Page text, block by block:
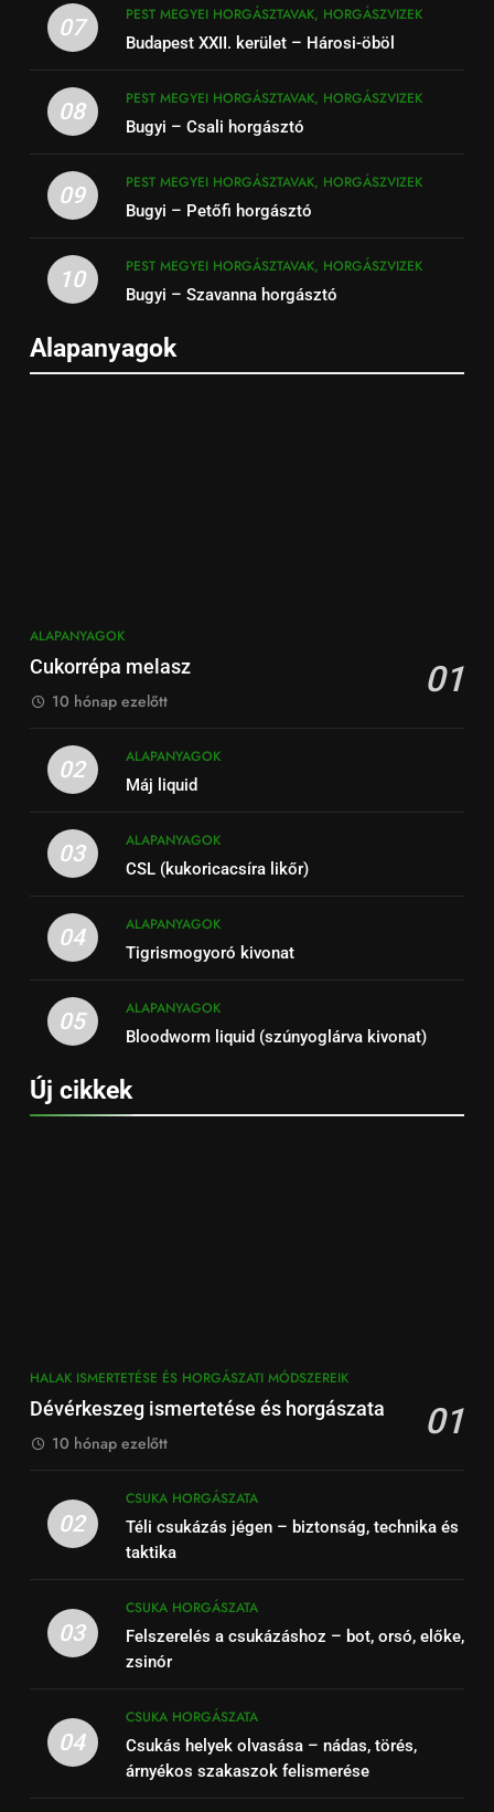
07
PEST MEGYEI HORGÁSZTAVAK, HORGÁSZVIZEK
Budapest XXII. kerület – Hárosi-öböl
08
PEST MEGYEI HORGÁSZTAVAK, HORGÁSZVIZEK
Bugyi – Csali horgásztó
09
PEST MEGYEI HORGÁSZTAVAK, HORGÁSZVIZEK
Bugyi – Petőfi horgásztó
10
PEST MEGYEI HORGÁSZTAVAK, HORGÁSZVIZEK
Bugyi – Szavanna horgásztó
Alapanyagok
ALAPANYAGOK
Cukorrépa melasz 01
10 hónap ezelőtt
02
ALAPANYAGOK
Máj liquid
03
ALAPANYAGOK
CSL (kukoricacsíra likőr)
04
ALAPANYAGOK
Tigrismogyoró kivonat
05
ALAPANYAGOK
Bloodworm liquid (szúnyoglárva kivonat)
Új cikkek
HALAK ISMERTETÉSE ÉS HORGÁSZATI MÓDSZEREIK
Dévérkeszeg ismertetése és horgászata 01
10 hónap ezelőtt
02
CSUKA HORGÁSZATA
Téli csukázás jégen – biztonság, technika és
taktika
03
CSUKA HORGÁSZATA
Felszerelés a csukázáshoz – bot, orsó, előke,
zsinór
04
CSUKA HORGÁSZATA
Csukás helyek olvasása – nádas, törés,
árnyékos szakaszok felismerése